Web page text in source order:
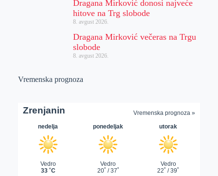
Dragana Mirković donosi najveće
hitove na Trg slobode
8. avgust 2026.
Dragana Mirković večeras na Trgu
slobode
8. avgust 2026.
Vremenska prognoza